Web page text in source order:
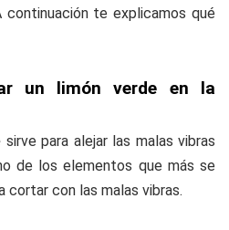
continuación te explicamos qué
un limón verde en la
sirve para alejar las malas vibras
de los elementos que más se
cortar con las malas vibras.